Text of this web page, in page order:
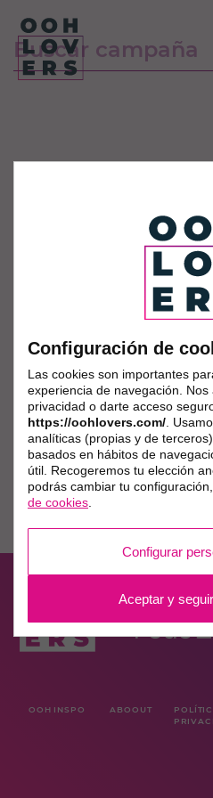
OOH INSPO ABOOUT
Configuración de
Las cookies son importantes
experiencia de navegación.
privacidad o darte acceso
https://oohlovers.com/.
analíticas (propias y de
basados en hábitos de
útil. Recogeremos tu elección
podrás cambiar tu
de cookies.
Configurar
Aceptar y